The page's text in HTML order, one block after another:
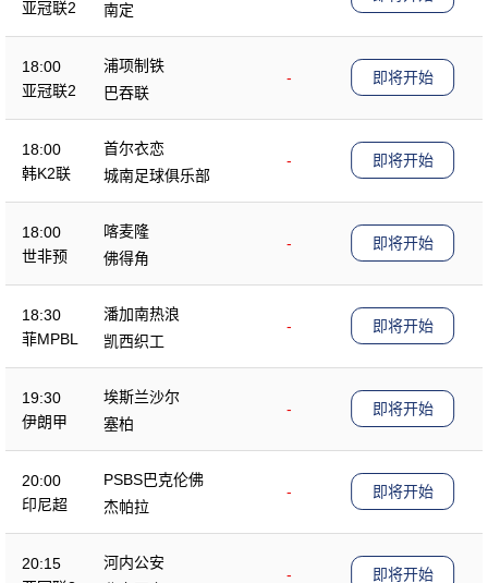
亚冠联2
南定
18:00
亚冠联2
浦项制铁
-
巴吞联
即将开始
18:00
韩K2联
首尔衣恋
-
城南足球俱乐部
即将开始
18:00
世非预
喀麦隆
-
佛得角
即将开始
18:30
菲MPBL
潘加南热浪
-
凯西织工
即将开始
19:30
伊朗甲
埃斯兰沙尔
-
塞柏
即将开始
20:00
印尼超
PSBS巴克伦佛
-
杰帕拉
即将开始
20:15
河内公安
-
即将开始